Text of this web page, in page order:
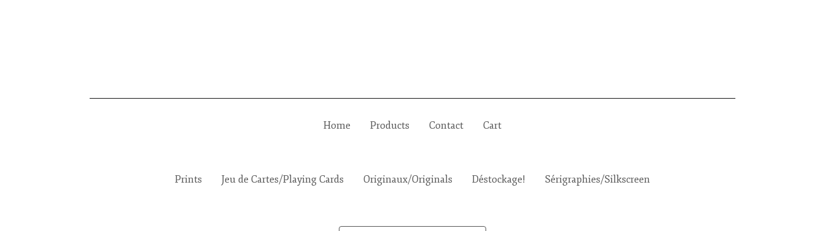
Home Products Contact Cart
Prints Jeu de Cartes/Playing Cards Originaux/Originals Déstockage! Sérigraphies/Silkscreen